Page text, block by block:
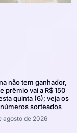
não tem ganhador,
prêmio vai a R$ 150
quinta (6); veja os
sorteados
agosto de 2026